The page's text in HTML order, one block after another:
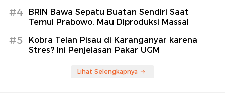
#4
BRIN Bawa Sepatu Buatan Sendiri Saat
Temui Prabowo, Mau Diproduksi Massal
#5
Kobra Telan Pisau di Karanganyar karena
Stres? Ini Penjelasan Pakar UGM
Lihat Selengkapnya